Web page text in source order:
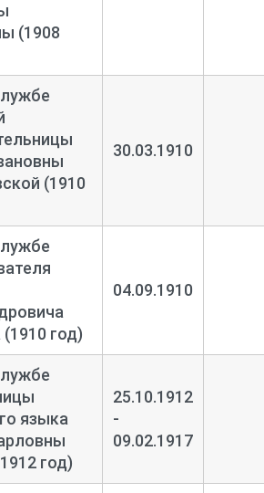
(1908
(1910
30.03.1910
год)
04.09.1910
языка
год)
25.10.1912
-
09.02.1917